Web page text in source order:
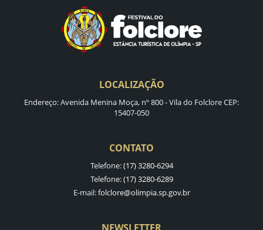
LOCALIZAÇÃO
Endereço: Avenida Menina Moça, nº 800 - Vila do Folclore CEP:
15407-050
CONTATO
Telefone:(17) 3280-6294
Telefone:(17) 3280-6289
E-mail:folclore@olimpia.sp.gov.br